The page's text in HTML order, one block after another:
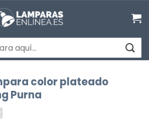
color plateado
Purna